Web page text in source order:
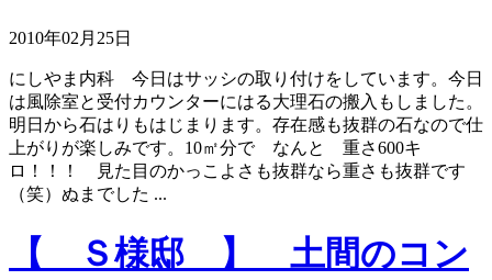
2010年02月25日
にしやま内科 今日はサッシの取り付けをしています。今日
は風除室と受付カウンターにはる大理石の搬入もしました。
明日から石はりもはじまります。存在感も抜群の石なので仕
上がりが楽しみです。10㎡分で なんと 重さ600キ
ロ！！！ 見た目のかっこよさも抜群なら重さも抜群です
（笑）ぬまでした ...
【 Ｓ様邸 】 土間のコン